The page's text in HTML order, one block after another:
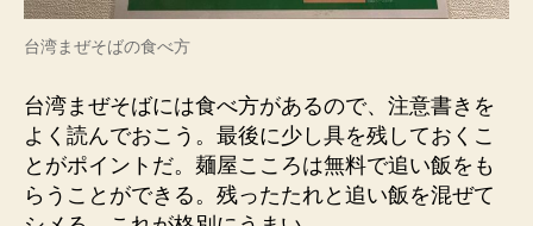
台湾まぜそばの食べ方
台湾まぜそばには食べ方があるので、注意書きを
よく読んでおこう。最後に少し具を残しておくこ
とがポイントだ。麺屋こころは無料で追い飯をも
らうことができる。残ったたれと追い飯を混ぜて